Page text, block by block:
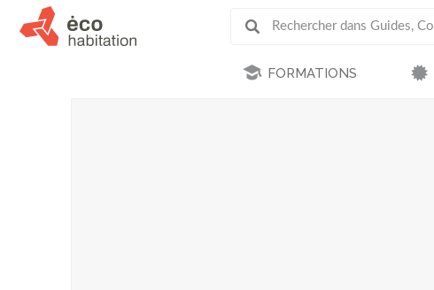
FORMATIONS